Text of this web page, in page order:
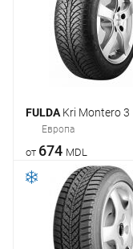
FULDAKri Montero 3
Европа
от 674 MDL